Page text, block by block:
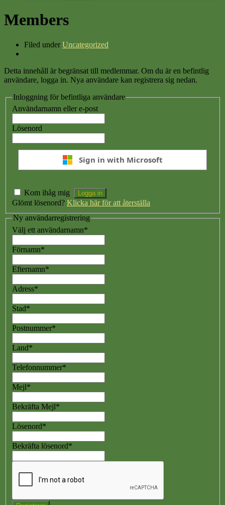
Members
Filed under Uncategorized
Detta innehåll är begränsat till medlemmar. Om du är en befintlig
användare, logga in. Nya användare kan registrera sig nedan.
Inloggning för befintliga användare
Användarnamn eller e-post
Lösenord
Sign in with Microsoft
Kom ihåg mig
Glömt lösenord? Klicka här för att återställa
Ny användarregistrering
Välj ett användarnamn*
Förnamn*
Efternamn*
Adress*
Stad*
Postnummer*
Land*
Telefonnummer*
Mejl*
Bekräfta Mejl*
Lösenord*
Bekräfta lösenord*